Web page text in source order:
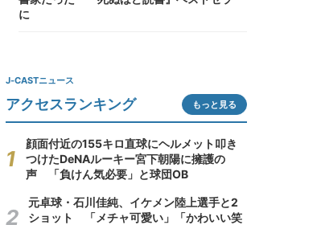
に
J-CASTニュース
アクセスランキング もっと見る
顔面付近の155キロ直球にヘルメット叩き
つけたDeNAルーキー宮下朝陽に擁護の
声 「負けん気必要」と球団OB
元卓球・石川佳純、イケメン陸上選手と2
ショット 「メチャ可愛い」「かわいい笑